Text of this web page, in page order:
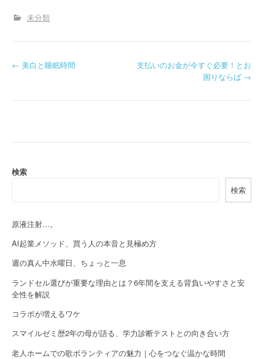
未分類
P
a
i
g
a
t
i
o
n
← 美白と睡眠時間
支払いのお金が今すぐ必要！とお
困りならば →
検索
検索
原液注射…。
AI起業メソッド、買う人の本音と見極め方
週の真ん中水曜日、ちょっと一息
ランドセル選びが重要な理由とは？6年間を支える背負いやすさと安
全性を解説
コラボが増えるワケ
スマイルゼミ歴2年の母が語る、学力診断テストとの向き合い方
老人ホームでの歌ボランティアの魅力｜心をつなぐ温かな時間